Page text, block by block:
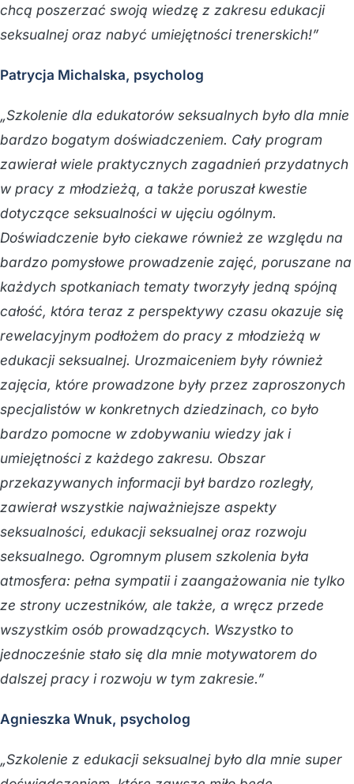
chcą poszerzać swoją wiedzę z zakresu edukacji
seksualnej oraz nabyć umiejętności trenerskich!”
Patrycja Michalska, psycholog
„Szkolenie dla edukatorów seksualnych było dla mnie
bardzo bogatym doświadczeniem. Cały program
zawierał wiele praktycznych zagadnień przydatnych
w pracy z młodzieżą, a także poruszał kwestie
dotyczące seksualności w ujęciu ogólnym.
Doświadczenie było ciekawe również ze względu na
bardzo pomysłowe prowadzenie zajęć, poruszane na
każdych spotkaniach tematy tworzyły jedną spójną
całość, która teraz z perspektywy czasu okazuje się
rewelacyjnym podłożem do pracy z młodzieżą w
edukacji seksualnej. Urozmaiceniem były również
zajęcia, które prowadzone były przez zaproszonych
specjalistów w konkretnych dziedzinach, co było
bardzo pomocne w zdobywaniu wiedzy jak i
umiejętności z każdego zakresu. Obszar
przekazywanych informacji był bardzo rozległy,
zawierał wszystkie najważniejsze aspekty
seksualności, edukacji seksualnej oraz rozwoju
seksualnego. Ogromnym plusem szkolenia była
atmosfera: pełna sympatii i zaangażowania nie tylko
ze strony uczestników, ale także, a wręcz przede
wszystkim osób prowadzących. Wszystko to
jednocześnie stało się dla mnie motywatorem do
dalszej pracy i rozwoju w tym zakresie.”
Agnieszka Wnuk, psycholog
„Szkolenie z edukacji seksualnej było dla mnie super